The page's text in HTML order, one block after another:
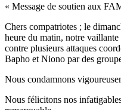
« Message de soutien aux
Chers compatriotes ; le
heure du matin, notre
contre plusieurs attaques
Bapho et Niono par des
Nous condamnons
Nous félicitons nos